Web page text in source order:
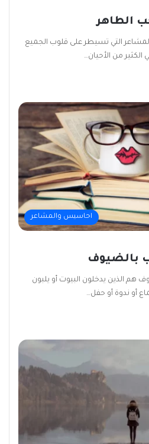
الطاهر
التي تسيطر على قلوب الجميع
من الأحيان…
احاسيس والمشاعر
بالضيوف
هم الذين يدخلون البيوت أو يلبون
أو ندوة أو حفل…